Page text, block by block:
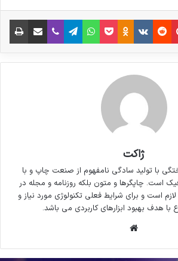
دستاوردهای اصلی و جوابگوی
اهل دنیای موجود طراحی اساسا
‫پین‌ترست
‫رددیت‫VKontakte
‫Odnoklassniki
پاکتواتس آپ تلگراموایبر اشتراک گذاری از طریق ایمیل
ژاکت
با تولید سادگی نامفهوم از صنعت چاپ و با
است. چاپگرها و متون بلکه روزنامه و مجله در
است و برای شرایط فعلی تکنولوژی مورد نیاز و
با هدف بهبود ابزارهای کاربردی می باشد.